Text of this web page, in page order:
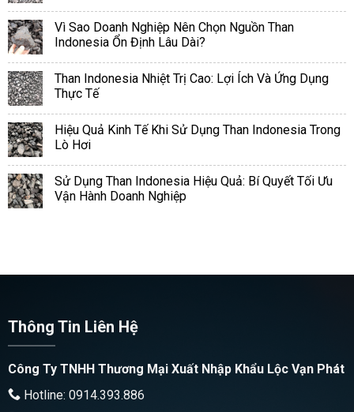
Vì Sao Doanh Nghiệp Nên Chọn Nguồn Than
Indonesia Ổn Định Lâu Dài?
Than Indonesia Nhiệt Trị Cao: Lợi Ích Và Ứng Dụng
Thực Tế
Hiệu Quả Kinh Tế Khi Sử Dụng Than Indonesia Trong
Lò Hơi
Sử Dụng Than Indonesia Hiệu Quả: Bí Quyết Tối Ưu
Vận Hành Doanh Nghiệp
Thông Tin Liên Hệ
Công Ty TNHH Thương Mại Xuất Nhập Khẩu Lộc Vạn Phát
Hotline: 0914.393.886